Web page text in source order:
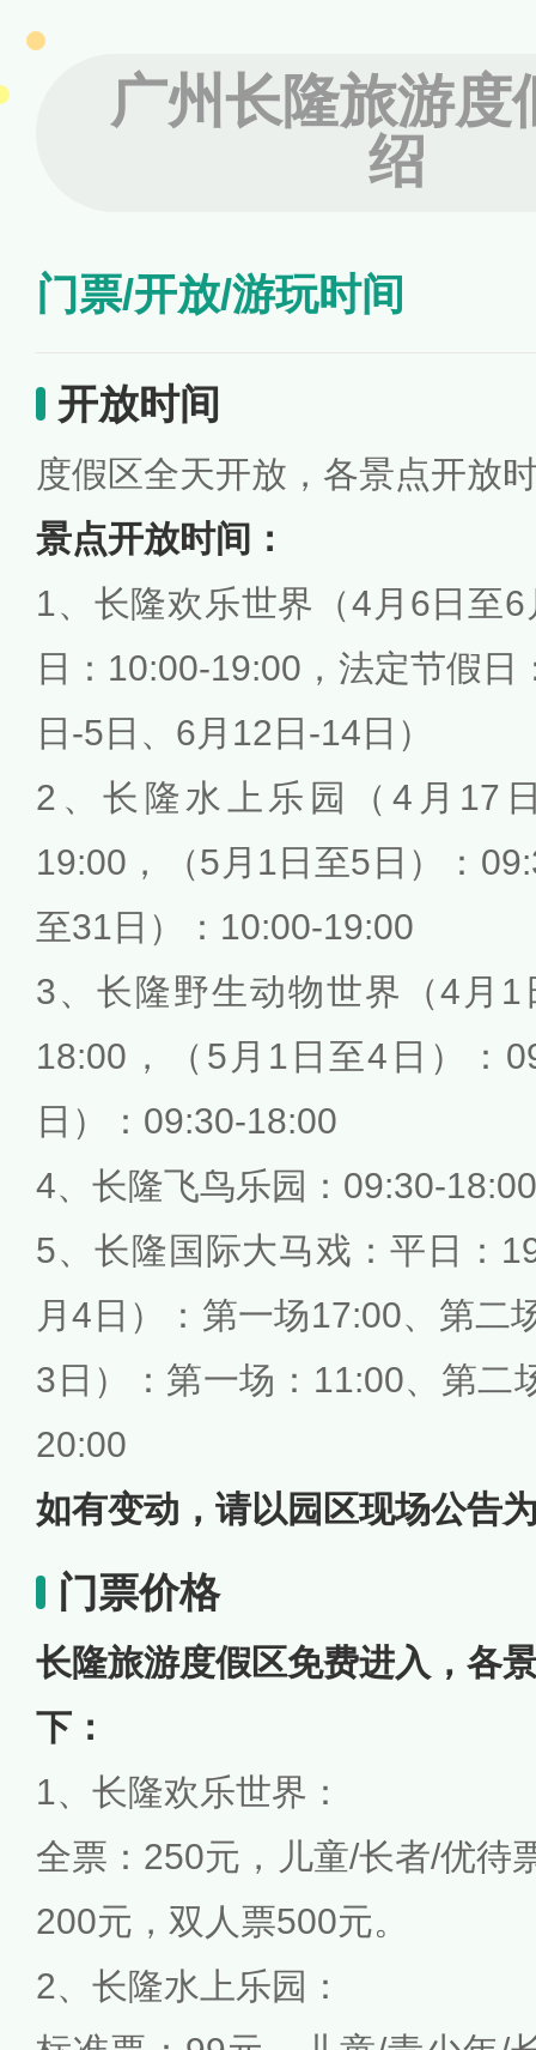
广州长隆旅游度
绍
门票/开放/游玩时间
开放时间
度假区全天开放，各景点开放
景点开放时间：
1、长隆欢乐世界（4月6日至
日：10:00-19:00，法定节假
日-5日、6月12日-14日）
2、长隆水上乐园（4月17
19:00，（5月1日至5日）：
至31日）：10:00-19:00
3、长隆野生动物世界（4月1
18:00，（5月1日至4日）：
日）：09:30-18:00
4、长隆飞鸟乐园：09:30-18:00
5、长隆国际大马戏：平日：
月4日）：第一场17:00、第二
3日）：第一场：11:00、第二
20:00
如有变动，请以园区现场公告
门票价格
长隆旅游度假区免费进入，各
下：
1、长隆欢乐世界：
全票：250元，儿童/长者/优待
200元，双人票500元。
2、长隆水上乐园：